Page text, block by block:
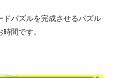
ドパズルを完成させるパズル
時間です。